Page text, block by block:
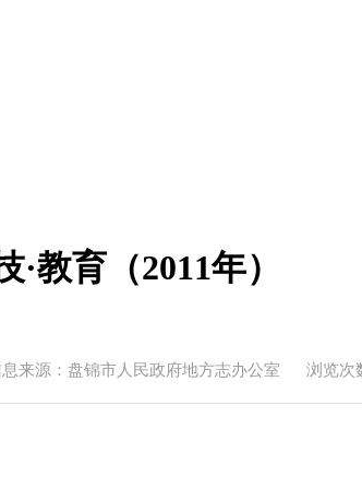
·教育（2011年）
来源：盘锦市人民政府地方志办公室 浏览次